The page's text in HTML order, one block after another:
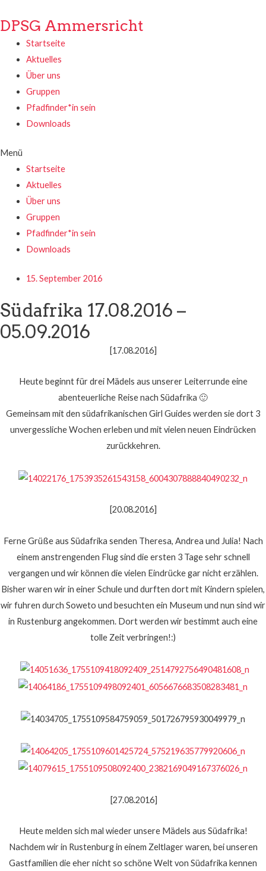
DPSG Ammersricht
Startseite
Aktuelles
Über uns
Gruppen
Pfadfinder*in sein
Downloads
Menü
Startseite
Aktuelles
Über uns
Gruppen
Pfadfinder*in sein
Downloads
15. September 2016
Südafrika 17.08.2016 –
05.09.2016
[17.08.2016]
Heute beginnt für drei Mädels aus unserer Leiterrunde eine
abenteuerliche Reise nach Südafrika 🙂
Gemeinsam mit den südafrikanischen Girl Guides werden sie dort 3
unvergessliche Wochen erleben und mit vielen neuen Eindrücken
zurückkehren.
[20.08.2016]
Ferne Grüße aus Südafrika senden Theresa, Andrea und Julia! Nach
einem anstrengenden Flug sind die ersten 3 Tage sehr schnell
vergangen und wir können die vielen Eindrücke gar nicht erzählen.
Bisher waren wir in einer Schule und durften dort mit Kindern spielen,
wir fuhren durch Soweto und besuchten ein Museum und nun sind wir
in Rustenburg angekommen. Dort werden wir bestimmt auch eine
tolle Zeit verbringen!:)
[27.08.2016]
Heute melden sich mal wieder unsere Mädels aus Südafrika!
Nachdem wir in Rustenburg in einem Zeltlager waren, bei unseren
Gastfamilien die eher nicht so schöne Welt von Südafrika kennen